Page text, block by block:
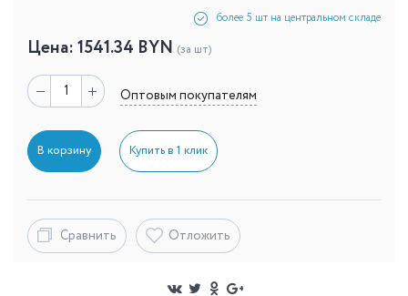
более 5 шт на центральном складе
Цена:1541.34 BYN (за шт)
Оптовым покупателям
В корзину Купить в 1 клик
Сравнить Отложить